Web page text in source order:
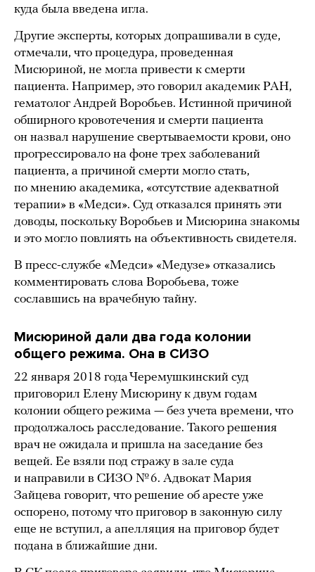
куда была введена игла.
Другие эксперты, которых допрашивали в суде,
отмечали, что процедура, проведенная
Мисюриной, не могла привести к смерти
пациента. Например, это говорил академик РАН,
гематолог Андрей Воробьев. Истинной причиной
обширного кровотечения и смерти пациента
он назвал нарушение свертываемости крови, оно
прогрессировало на фоне трех заболеваний
пациента, а причиной смерти могло стать,
по мнению академика, «отсутствие адекватной
терапии» в «Медси». Суд отказался принять эти
доводы, поскольку Воробьев и Мисюрина знакомы
и это могло повлиять на объективность свидетеля.
В пресс-службе «Медси» «Медузе» отказались
комментировать слова Воробьева, тоже
сославшись на врачебную тайну.
Мисюриной дали два года колонии
общего режима. Она в СИЗО
22 января 2018 года Черемушкинский суд
приговорил Елену Мисюрину к двум годам
колонии общего режима — без учета времени, что
продолжалось расследование. Такого решения
врач не ожидала и пришла на заседание без
вещей. Ее взяли под стражу в зале суда
и направили в СИЗО № 6. Адвокат Мария
Зайцева говорит, что решение об аресте уже
оспорено, потому что приговор в законную силу
еще не вступил, а апелляция на приговор будет
подана в ближайшие дни.